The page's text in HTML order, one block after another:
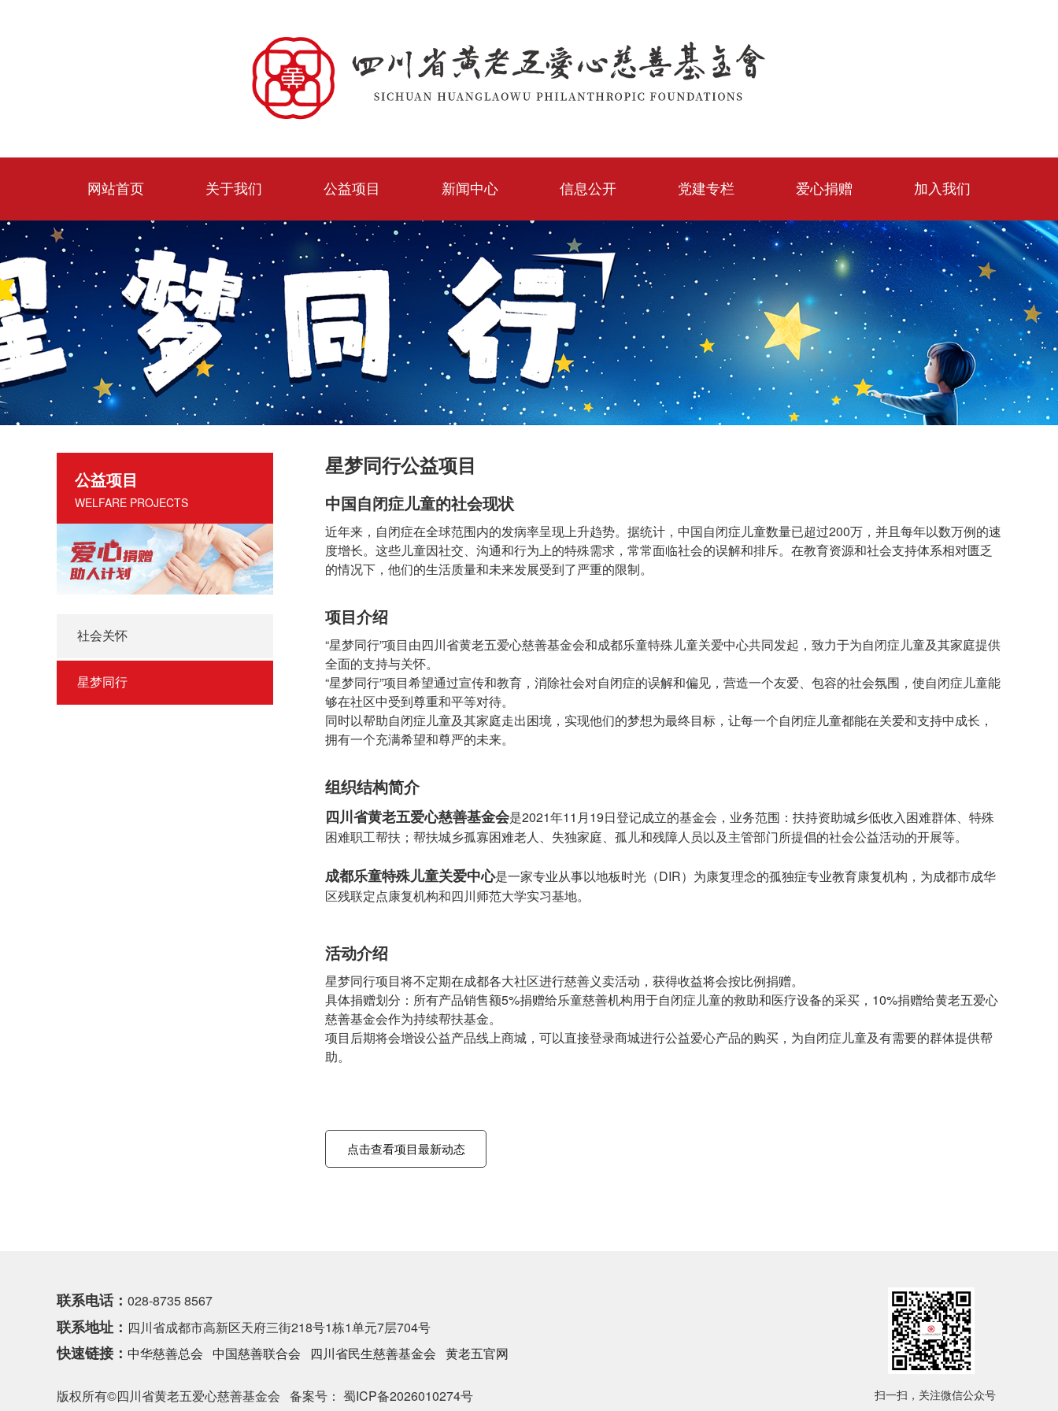
公益项目
WELFARE PROJECTS
社会关怀
星梦同行
星梦同行公益项目
中国自闭症儿童的社会现状
近年来，自闭症在全球范围内的发病率呈现上升趋势。据统计，中国自闭症儿童数量已超过200万，并且每年以数万例的速
度增长。这些儿童因社交、沟通和行为上的特殊需求，常常面临社会的误解和排斥。在教育资源和社会支持体系相对匮乏
的情况下，他们的生活质量和未来发展受到了严重的限制。
项目介绍
“星梦同行”项目由四川省黄老五爱心慈善基金会和成都乐童特殊儿童关爱中心共同发起，致力于为自闭症儿童及其家庭提供
全面的支持与关怀。
“星梦同行”项目希望通过宣传和教育，消除社会对自闭症的误解和偏见，营造一个友爱、包容的社会氛围，使自闭症儿童能
够在社区中受到尊重和平等对待。
同时以帮助自闭症儿童及其家庭走出困境，实现他们的梦想为最终目标，让每一个自闭症儿童都能在关爱和支持中成长，
拥有一个充满希望和尊严的未来。
组织结构简介
四川省黄老五爱心慈善基金会是2021年11月19日登记成立的基金会，业务范围：扶持资助城乡低收入困难群体、特殊
困难职工帮扶；帮扶城乡孤寡困难老人、失独家庭、孤儿和残障人员以及主管部门所提倡的社会公益活动的开展等。
成都乐童特殊儿童关爱中心是一家专业从事以地板时光（DIR）为康复理念的孤独症专业教育康复机构，为成都市成华
区残联定点康复机构和四川师范大学实习基地。
活动介绍
星梦同行项目将不定期在成都各大社区进行慈善义卖活动，获得收益将会按比例捐赠。
具体捐赠划分：所有产品销售额5%捐赠给乐童慈善机构用于自闭症儿童的救助和医疗设备的采买，10%捐赠给黄老五爱心
慈善基金会作为持续帮扶基金。
项目后期将会增设公益产品线上商城，可以直接登录商城进行公益爱心产品的购买，为自闭症儿童及有需要的群体提供帮
助。
点击查看项目最新动态
联系电话： 028-8735 8567
联系地址： 四川省成都市高新区天府三街218号1栋1单元7层704号
快速链接： 中华慈善总会 中国慈善联合会 四川省民生慈善基金会 黄老五官网
版权所有©四川省黄老五爱心慈善基金会 备案号： 蜀ICP备2026010274号 扫一扫，关注微信公众号
网站首页 关于我们 公益项目 新闻中心 信息公开 党建专栏 爱心捐赠 加入我们